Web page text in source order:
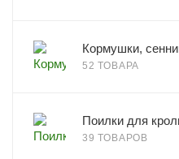
Кормушки,
52 ТОВАРА
Поилки для
39 ТОВАРОВ